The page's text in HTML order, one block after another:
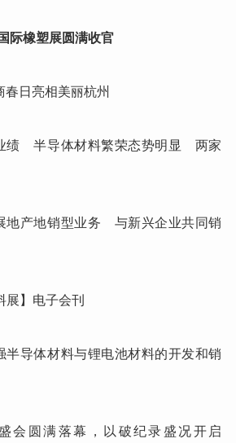
际橡塑展圆满收官
日亮相美丽杭州
绩 半导体材料繁荣态势明显 两家
产地销型业务 与新兴企业共同销
展】电子会刊
导体材料与锂电池材料的开发和销
会圆满落幕，以破纪录盛况开启